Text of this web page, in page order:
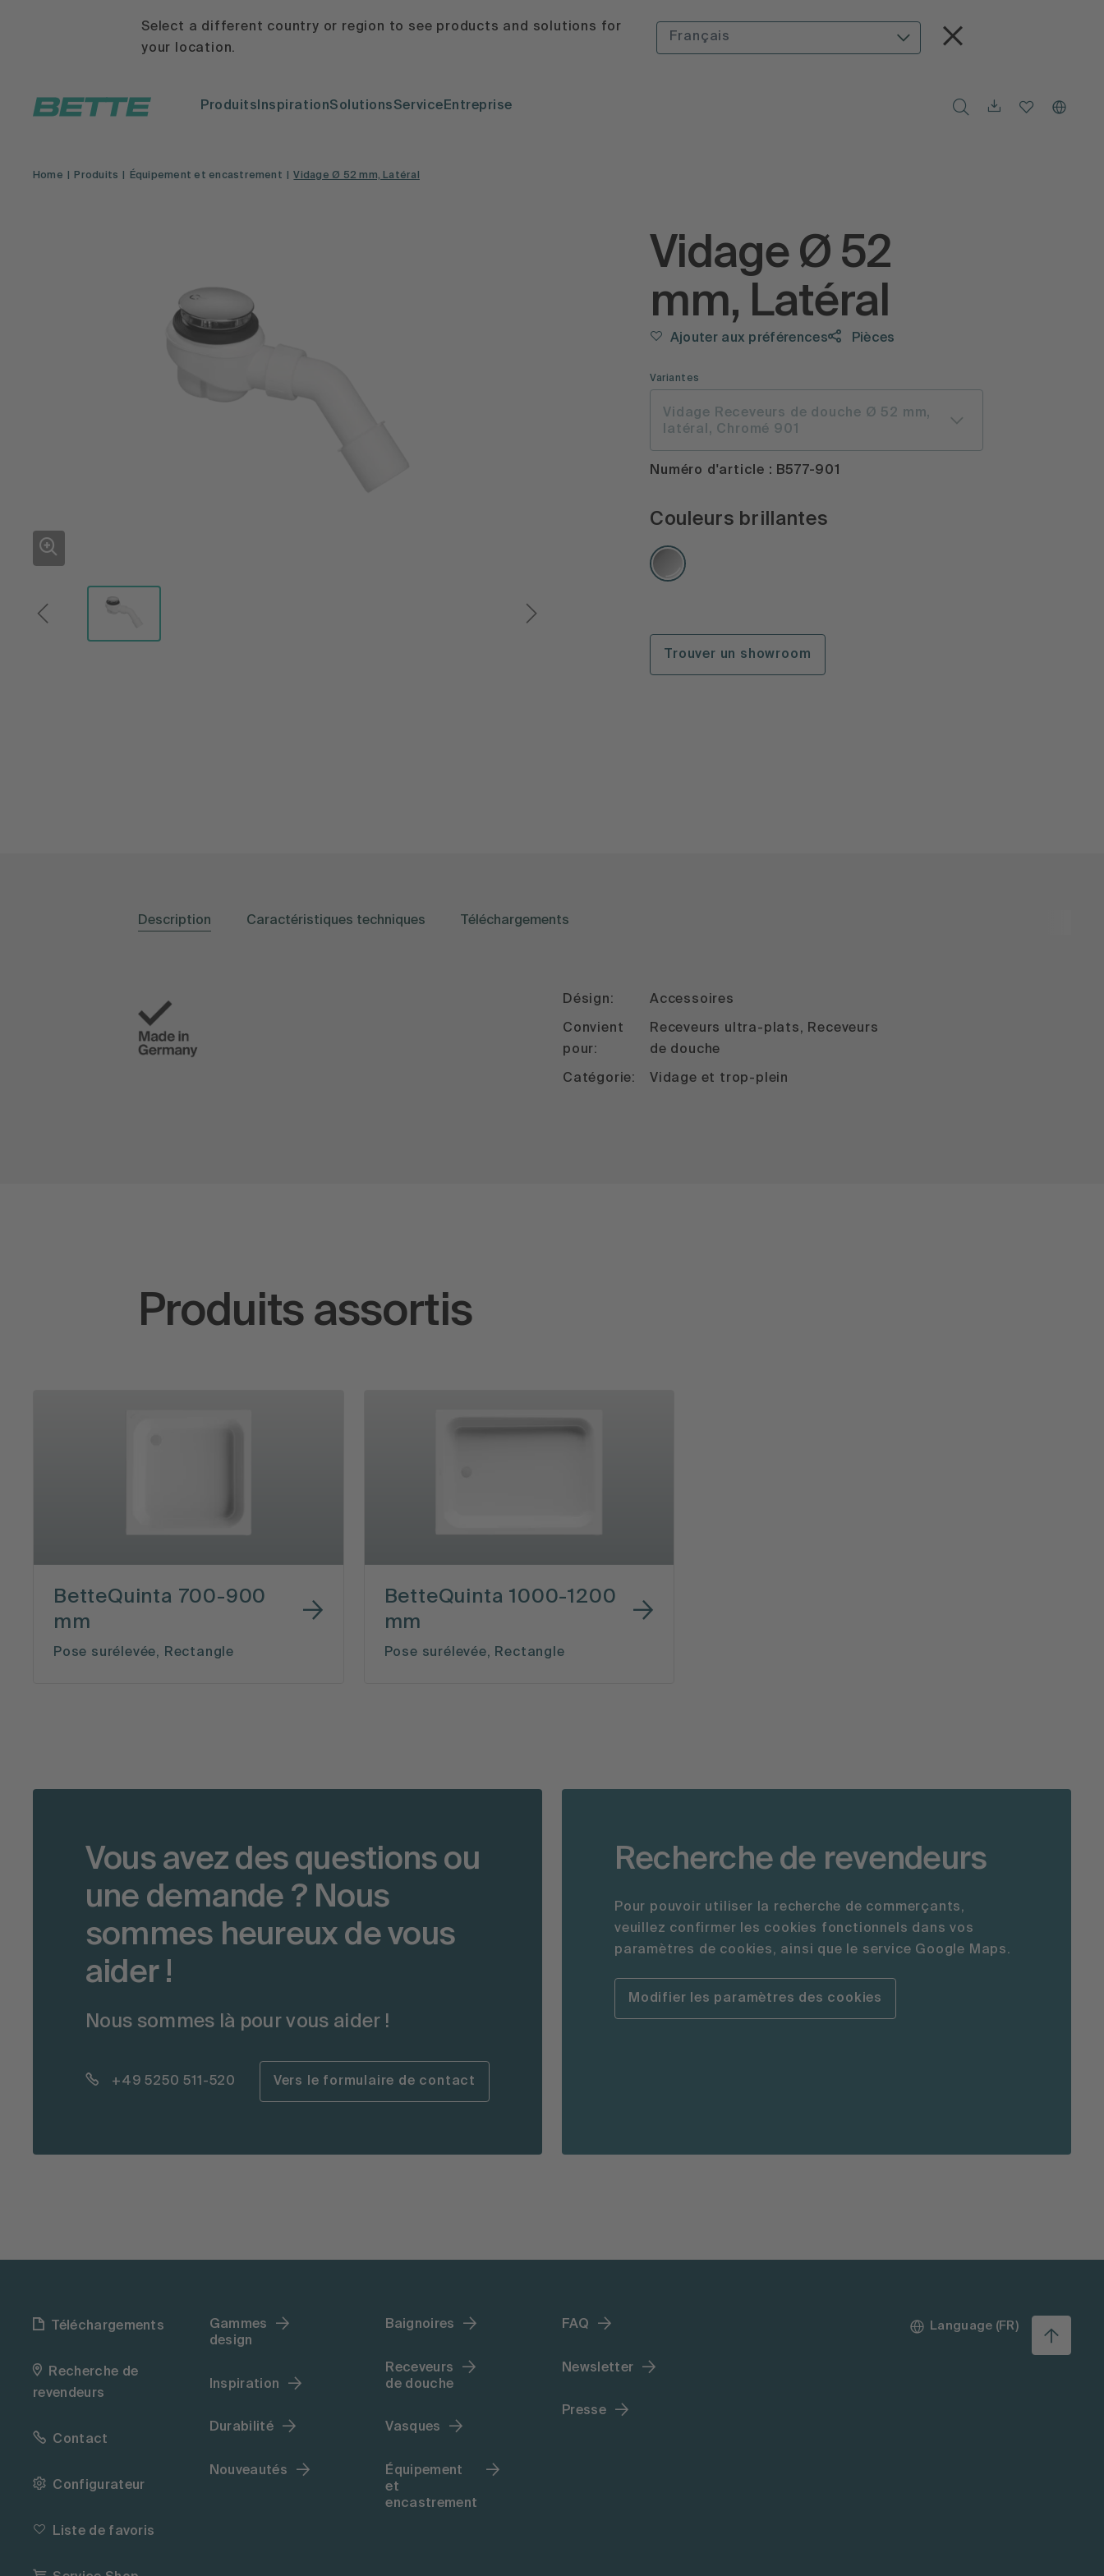
Select a different country or region to see products and solutions for
your location.
Français
ProduitsInspirationSolutionsServiceEntreprise
Home Produits Équipement et encastrement Vidage Ø 52 mm, Latéral
Vidage Ø 52
mm, Latéral
Ajouter aux préférences Pièces
Variantes
Vidage Receveurs de douche Ø 52 mm,
latéral, Chromé 901
Numéro d'article : B577-901
Couleurs brillantes
Trouver un showroom
Description Caractéristiques techniques Téléchargements
Désign: Accessoires
Convient
pour:
Receveurs ultra-plats, Receveurs
de douche
Catégorie: Vidage et trop-plein
Produits assortis
BetteQuinta 700-900
mm
Pose surélevée, Rectangle
BetteQuinta 1000-1200
mm
Pose surélevée, Rectangle
Vous avez des questions ou
une demande ? Nous
sommes heureux de vous
aider !
Nous sommes là pour vous aider !
+49 5250 511-520 Vers le formulaire de contact
Recherche de revendeurs
Pour pouvoir utiliser la recherche de commerçants,
veuillez confirmer les cookies fonctionnels dans vos
paramètres de cookies, ainsi que le service Google Maps.
Modifier les paramètres des cookies
Téléchargements
Recherche de
revendeurs
Contact
Configurateur
Liste de favoris
Gammes
design
Inspiration
Durabilité
Nouveautés
Baignoires
Receveurs
de douche
Vasques
Équipement
et
encastrement
FAQ
Newsletter
Presse
Language (FR)